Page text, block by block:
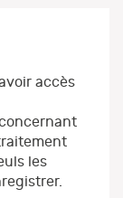
accès
les